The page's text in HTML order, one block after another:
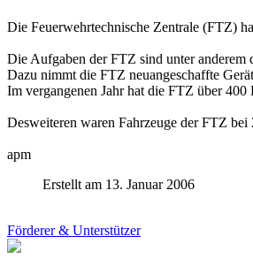
Die Feuerwehrtechnische Zentrale (FTZ)
Die Aufgaben der FTZ sind unter anderem
Dazu nimmt die FTZ neuangeschaffte
Im vergangenen Jahr hat die FTZ über 400
Desweiteren waren Fahrzeuge der FTZ
apm
Erstellt am 13. Januar 2006
Förderer & Unterstützer